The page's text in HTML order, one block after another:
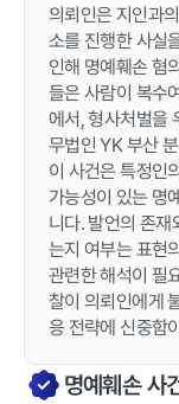
의뢰인은 지인과
소를 진행한 사실
인해 명예훼손 혐
들은 사람이 복수
에서, 형사처벌을
무법인 YK 부산
이 사건은 특정인
가능성이 있는 명
니다. 발언의 존재
는지 여부는 표현
관련한 해석이 필
찰이 의뢰인에게
응 전략에 신중함
명예훼손사